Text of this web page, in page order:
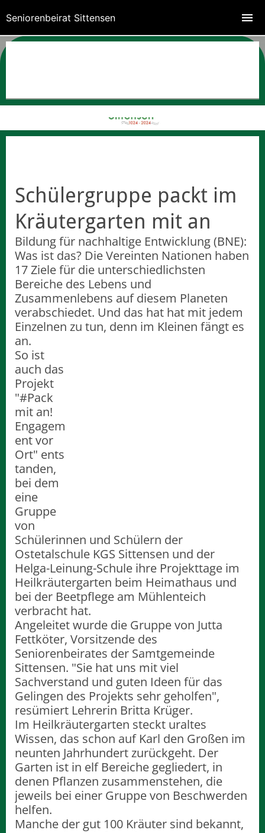
Schülergruppe packt im
Kräutergarten mit an
Bildung für nachhaltige Entwicklung (BNE):
Was ist das? Die Vereinten Nationen haben
17 Ziele für die unterschiedlichsten
Bereiche des Lebens und
Zusammenlebens auf diesem Planeten
verabschiedet. Und das hat hat mit jedem
Einzelnen zu tun, denn im Kleinen fängt es
an.
So ist
auch das
Projekt
"#Pack
mit an!
Engagem
ent vor
Ort" ents
tanden,
bei dem
eine
Gruppe
von
Schülerinnen und Schülern der
Ostetalschule KGS Sittensen und der
Helga-Leinung-Schule ihre Projekttage im
Heilkräutergarten beim Heimathaus und
bei der Beetpflege am Mühlenteich
verbracht hat.
Angeleitet wurde die Gruppe von Jutta
Fettköter, Vorsitzende des
Seniorenbeirates der Samtgemeinde
Sittensen. "Sie hat uns mit viel
Sachverstand und guten Ideen für das
Gelingen des Projekts sehr geholfen",
resümiert Lehrerin Britta Krüger.
Im Heilkräutergarten steckt uraltes
Wissen, das schon auf Karl den Großen im
neunten Jahrhundert zurückgeht. Der
Garten ist in elf Bereiche gegliedert, in
denen Pflanzen zusammenstehen, die
jeweils bei einer Gruppe von Beschwerden
helfen.
Manche der gut 100 Kräuter sind bekannt,
Seniorenbeirat Sittensen